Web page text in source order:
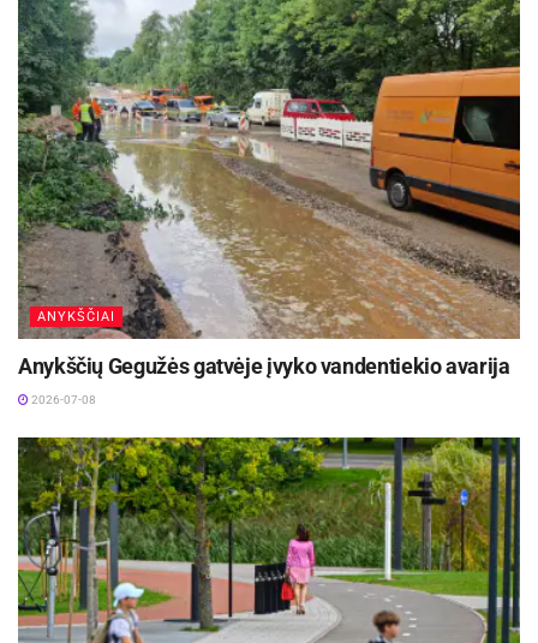
ANYKŠČIAI
Anykščių Gegužės gatvėje įvyko vandentiekio avarija
2026-07-08